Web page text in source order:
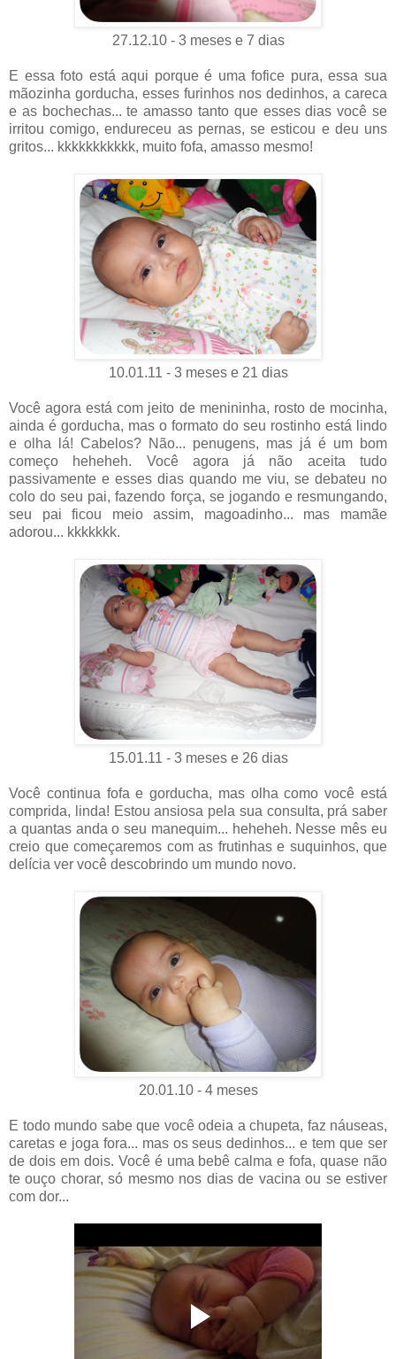
27.12.10 - 3 meses e 7 dias
E essa foto está aqui porque é uma fofice pura, essa sua
mãozinha gorducha, esses furinhos nos dedinhos, a careca
e as bochechas... te amasso tanto que esses dias você se
irritou comigo, endureceu as pernas, se esticou e deu uns
gritos... kkkkkkkkkkk, muito fofa, amasso mesmo!
10.01.11 - 3 meses e 21 dias
Você agora está com jeito de menininha, rosto de mocinha,
ainda é gorducha, mas o formato do seu rostinho está lindo
e olha lá! Cabelos? Não... penugens, mas já é um bom
começo heheheh. Você agora já não aceita tudo
passivamente e esses dias quando me viu, se debateu no
colo do seu pai, fazendo força, se jogando e resmungando,
seu pai ficou meio assim, magoadinho... mas mamãe
adorou... kkkkkkk.
15.01.11 - 3 meses e 26 dias
Você continua fofa e gorducha, mas olha como você está
comprida, linda! Estou ansiosa pela sua consulta, prá saber
a quantas anda o seu manequim... heheheh. Nesse mês eu
creio que começaremos com as frutinhas e suquinhos, que
delícia ver você descobrindo um mundo novo.
20.01.10 - 4 meses
E todo mundo sabe que você odeia a chupeta, faz náuseas,
caretas e joga fora... mas os seus dedinhos... e tem que ser
de dois em dois. Você é uma bebê calma e fofa, quase não
te ouço chorar, só mesmo nos dias de vacina ou se estiver
com dor...